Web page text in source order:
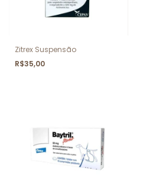
Zitrex Suspensão
R$35,00